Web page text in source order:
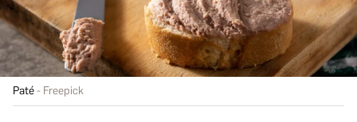
Paté Freepick